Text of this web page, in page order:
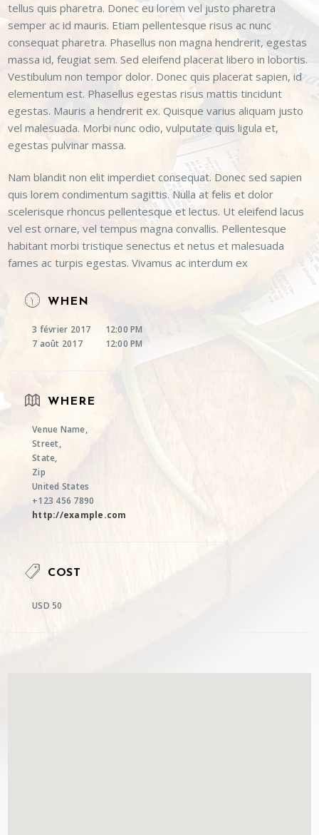
tellus quis pharetra. Donec eu lorem vel justo pharetra
semper ac id mauris. Etiam pellentesque risus ac nunc
consequat pharetra. Phasellus non magna hendrerit, egestas
massa id, feugiat sem. Sed eleifend placerat libero in lobortis.
Vestibulum non tempor dolor. Donec quis placerat sapien, id
elementum est. Phasellus egestas risus mattis tincidunt
egestas. Mauris a hendrerit ex. Quisque varius aliquam justo
vel malesuada. Morbi nunc odio, vulputate quis ligula et,
egestas pulvinar massa.
Nam blandit non elit imperdiet consequat. Donec sed sapien
quis lorem condimentum sagittis. Nulla at felis et dolor
scelerisque rhoncus pellentesque et lectus. Ut eleifend lacus
vel est ornare, vel tempus magna convallis. Pellentesque
habitant morbi tristique senectus et netus et malesuada
fames ac turpis egestas. Vivamus ac interdum ex
WHEN
3 février 2017
7 août 2017
12:00 PM
12:00 PM
WHERE
Venue Name,
Street,
State,
Zip
United States
+123 456 7890
http://example.com
COST
USD 50